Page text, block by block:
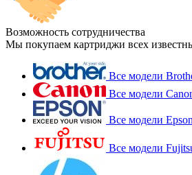
Возможность сотрудничества
Мы покупаем картриджи всех
Все модели
Все модели
Все модели Epson
Все модели